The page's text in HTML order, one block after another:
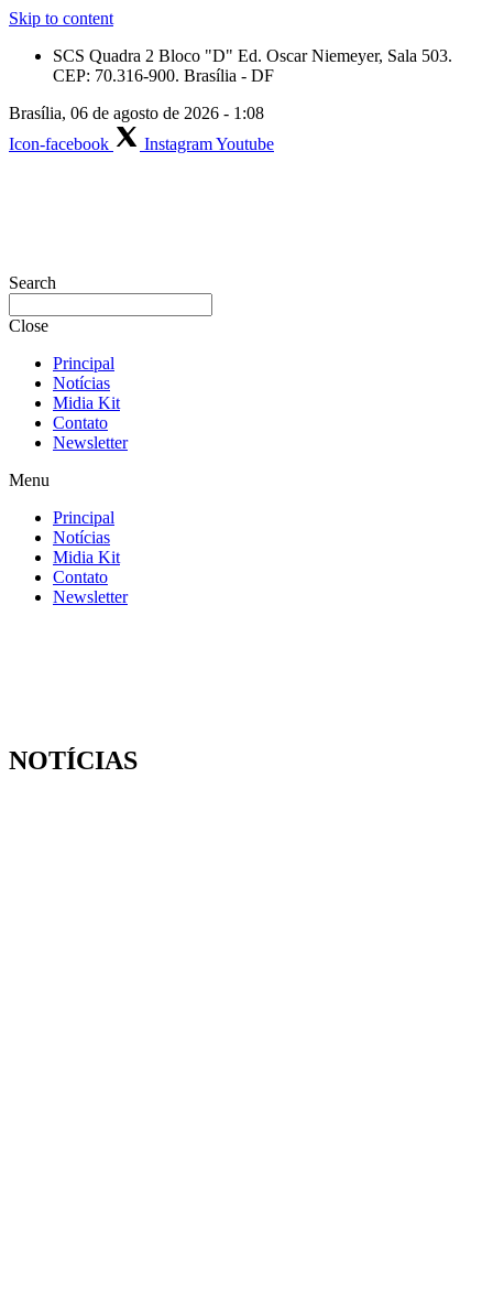
Skip to content
SCS Quadra 2 Bloco "D" Ed. Oscar Niemeyer, Sala 503.
CEP: 70.316-900. Brasília - DF
Brasília, 06 de agosto de 2026 - 1:08
Icon-facebook
InstagramYoutube
Search
Close
Principal
Notícias
Midia Kit
Contato
Newsletter
Menu
Principal
Notícias
Midia Kit
Contato
Newsletter
NOTÍCIAS